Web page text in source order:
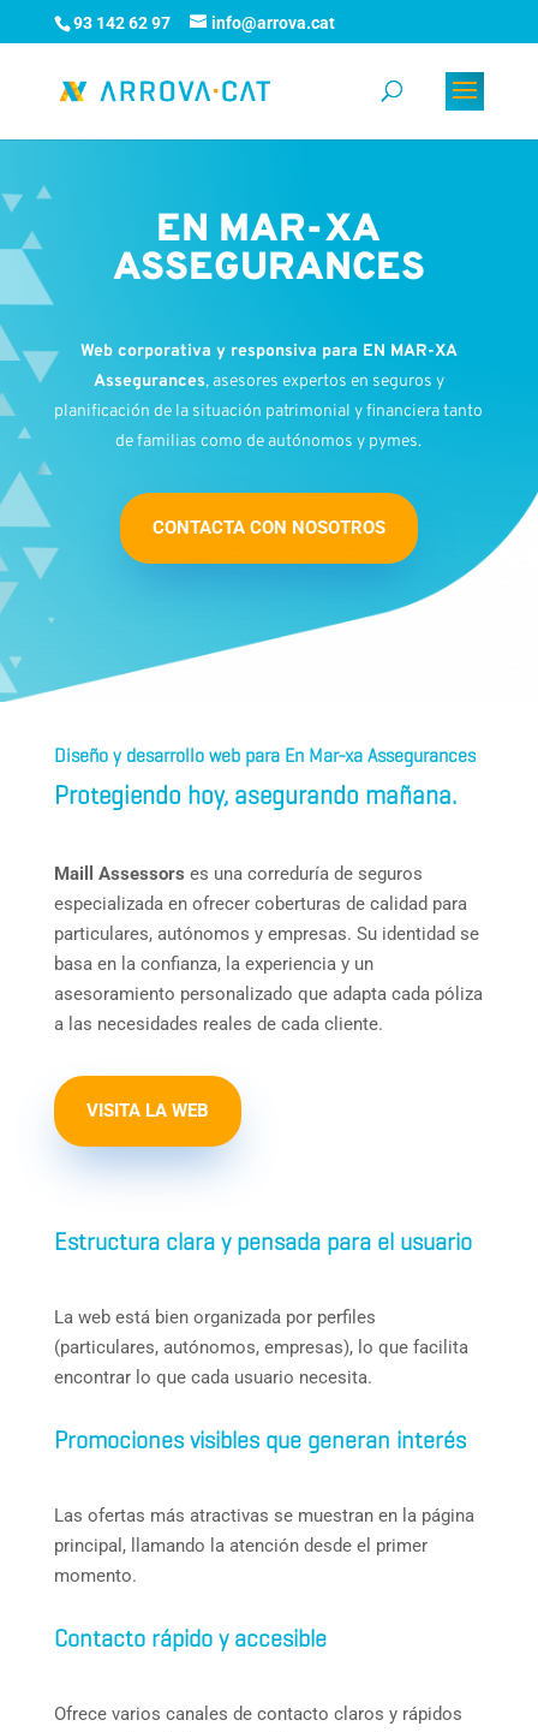
93 142 62 97 info@arrova.cat
EN MAR-XA
ASSEGURANCES
Web corporativa y responsiva para EN MAR-XA
Assegurances, asesores expertos en seguros y
planificación de la situación patrimonial y financiera tanto
de familias como de autónomos y pymes.
CONTACTA CON NOSOTROS
Diseño y desarrollo web para En Mar-xa Assegurances
Protegiendo hoy, asegurando mañana.
Maill Assessors es una correduría de seguros
especializada en ofrecer coberturas de calidad para
particulares, autónomos y empresas. Su identidad se
basa en la confianza, la experiencia y un
asesoramiento personalizado que adapta cada póliza
a las necesidades reales de cada cliente.
VISITA LA WEB
Estructura clara y pensada para el usuario
La web está bien organizada por perfiles
(particulares, autónomos, empresas), lo que facilita
encontrar lo que cada usuario necesita.
Promociones visibles que generan interés
Las ofertas más atractivas se muestran en la página
principal, llamando la atención desde el primer
momento.
Contacto rápido y accesible
Ofrece varios canales de contacto claros y rápidos